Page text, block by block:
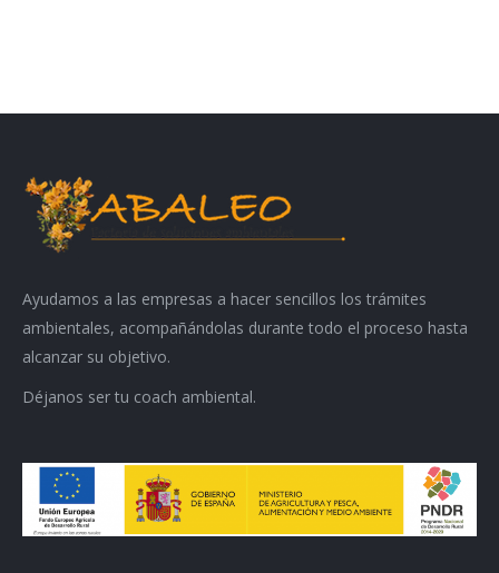
Ayudamos a las empresas a hacer sencillos los trámites
ambientales, acompañándolas durante todo el proceso hasta
alcanzar su objetivo.
Déjanos ser tu coach ambiental.